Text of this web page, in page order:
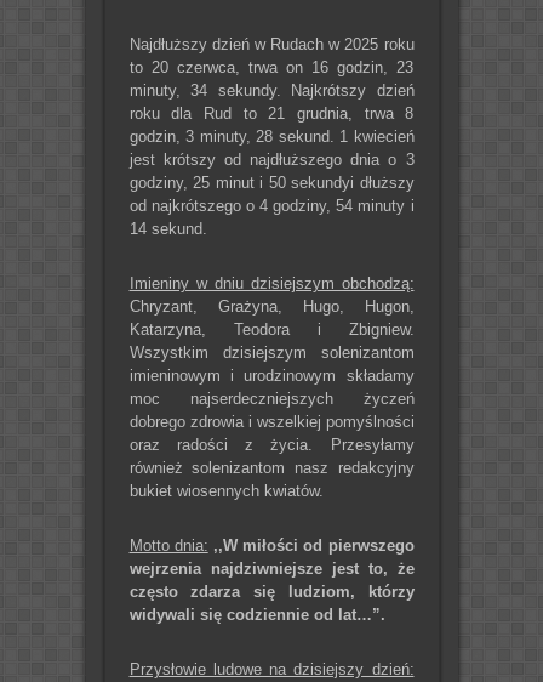
Najdłuższy dzień w Rudach w 2025 roku
to 20 czerwca, trwa on 16 godzin, 23
minuty, 34 sekundy. Najkrótszy dzień
roku dla Rud to 21 grudnia, trwa 8
godzin, 3 minuty, 28 sekund. 1 kwiecień
jest krótszy od najdłuższego dnia o 3
godziny, 25 minut i 50 sekundyi dłuższy
od najkrótszego o 4 godziny, 54 minuty i
14 sekund.
Imieniny w dniu dzisiejszym obchodzą:
Chryzant, Grażyna, Hugo, Hugon,
Katarzyna, Teodora i Zbigniew.
Wszystkim dzisiejszym solenizantom
imieninowym i urodzinowym składamy
moc najserdeczniejszych życzeń
dobrego zdrowia i wszelkiej pomyślności
oraz radości z życia. Przesyłamy
również solenizantom nasz redakcyjny
bukiet wiosennych kwiatów.
Motto dnia: ,,W miłości od pierwszego
wejrzenia najdziwniejsze jest to, że
często zdarza się ludziom, którzy
widywali się codziennie od lat…”.
Przysłowie ludowe na dzisiejszy dzień: